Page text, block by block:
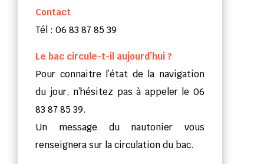
Contact
Tél : 06 83 87 85 39
Le bac circule-t-il aujourd’hui ?
Pour connaitre l’état de la navigation
du jour, n’hésitez pas à appeler le 06
83 87 85 39.
Un message du nautonier vous
renseignera sur la circulation du bac.